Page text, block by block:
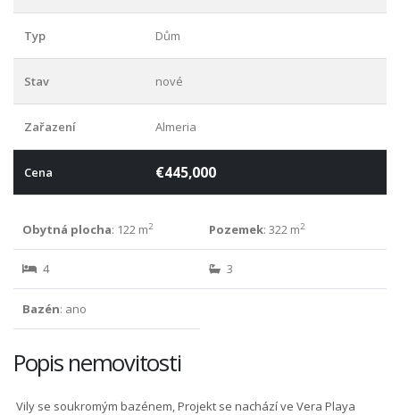
Typ Dům
Stav nové
Zařazení Almeria
Cena €445,000
Obytná plocha: 122 m2 Pozemek: 322 m2
4 3
Bazén: ano
Popis nemovitosti
Vily se soukromým bazénem, Projekt se nachází ve Vera Playa